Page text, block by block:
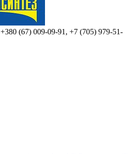
+380 (67) 009-09-91, +7 (705) 979-51-